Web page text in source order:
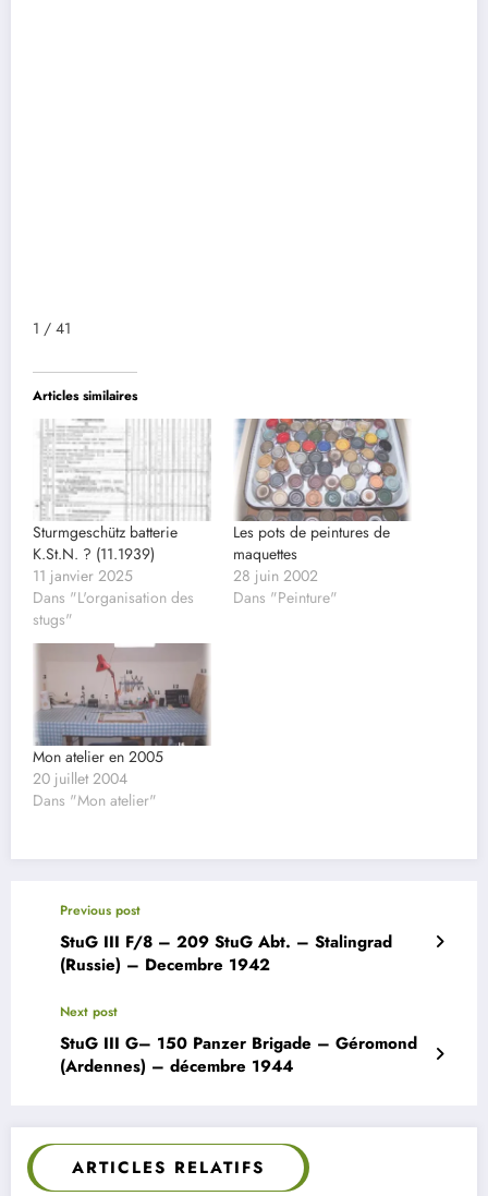
1 / 41
Articles similaires
Sturmgeschütz batterie
K.St.N. ? (11.1939)
11 janvier 2025
Dans "L'organisation des
stugs"
Les pots de peintures de
maquettes
28 juin 2002
Dans "Peinture"
Mon atelier en 2005
20 juillet 2004
Dans "Mon atelier"
Previous post
StuG III F/8 – 209 StuG Abt. – Stalingrad
(Russie) – Decembre 1942
Next post
StuG III G– 150 Panzer Brigade – Géromond
(Ardennes) – décembre 1944
ARTICLES RELATIFS